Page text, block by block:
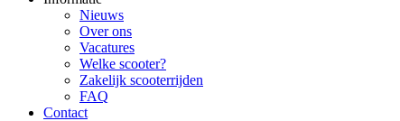
Nieuws
Over ons
Vacatures
Welke scooter?
Zakelijk scooterrijden
FAQ
Contact